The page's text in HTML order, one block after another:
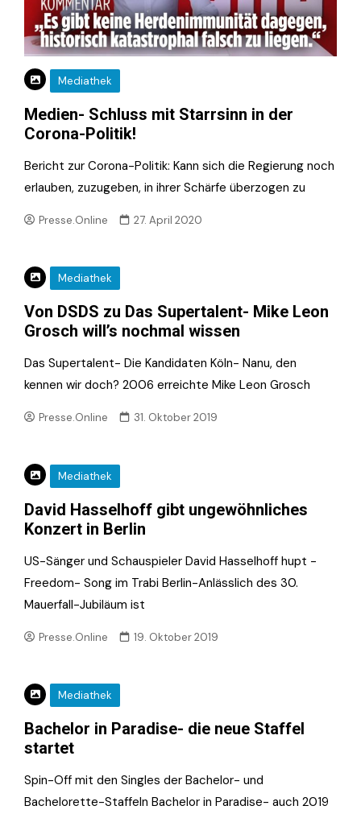
Mediathek
Medien- Schluss mit Starrsinn in der
Corona-Politik!
Bericht zur Corona-Politik: Kann sich die Regierung noch
erlauben, zuzugeben, in ihrer Schärfe überzogen zu
Presse.Online 27. April 2020
Mediathek
Von DSDS zu Das Supertalent- Mike Leon
Grosch will’s nochmal wissen
Das Supertalent- Die Kandidaten Köln- Nanu, den
kennen wir doch? 2006 erreichte Mike Leon Grosch
Presse.Online 31. Oktober 2019
Mediathek
David Hasselhoff gibt ungewöhnliches
Konzert in Berlin
US-Sänger und Schauspieler David Hasselhoff hupt -
Freedom- Song im Trabi Berlin-Anlässlich des 30.
Mauerfall-Jubiläum ist
Presse.Online 19. Oktober 2019
Mediathek
Bachelor in Paradise- die neue Staffel
startet
Spin-Off mit den Singles der Bachelor- und
Bachelorette-Staffeln Bachelor in Paradise- auch 2019